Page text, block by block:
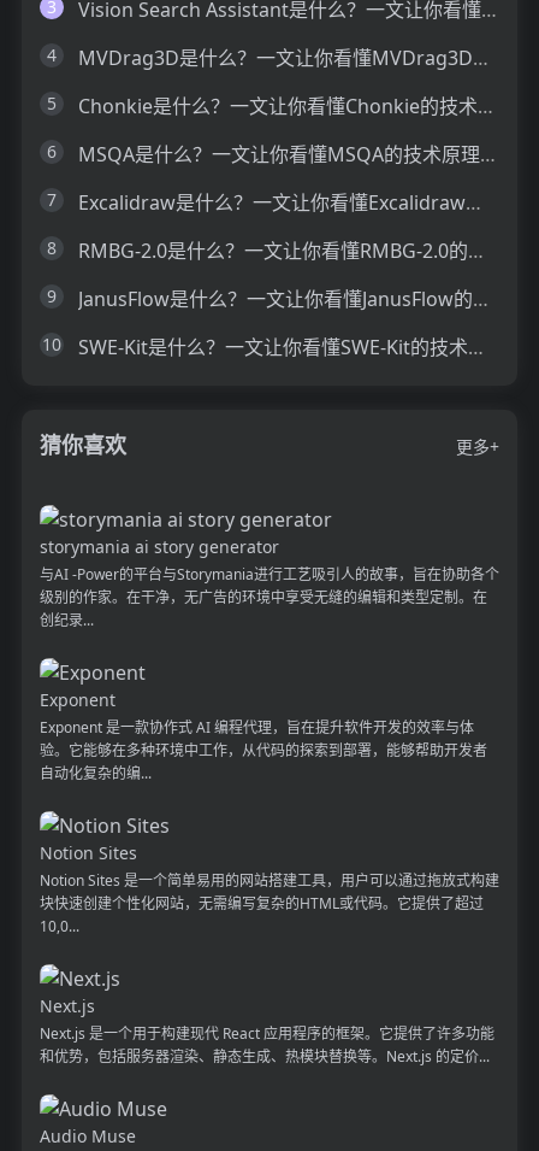
3 Vision Search Assistant是什么？一文让你看懂Vision Search Assistant的技术原理、主要功能、应用场景
4 MVDrag3D是什么？一文让你看懂MVDrag3D的技术原理、主要功能、应用场景
5 Chonkie是什么？一文让你看懂Chonkie的技术原理、主要功能、应用场景
6 MSQA是什么？一文让你看懂MSQA的技术原理、主要功能、应用场景
7 Excalidraw是什么？一文让你看懂Excalidraw的技术原理、主要功能、应用场景
8 RMBG-2.0是什么？一文让你看懂RMBG-2.0的技术原理、主要功能、应用场景
9 JanusFlow是什么？一文让你看懂JanusFlow的技术原理、主要功能、应用场景
10 SWE-Kit是什么？一文让你看懂SWE-Kit的技术原理、主要功能、应用场景
猜你喜欢 更多+
storymania ai story generator
与AI -Power的平台与Storymania进行工艺吸引人的故事，旨在协助各个
级别的作家。在干净，无广告的环境中享受无缝的编辑和类型定制。在
创纪录...
Exponent
Exponent 是一款协作式 AI 编程代理，旨在提升软件开发的效率与体
验。它能够在多种环境中工作，从代码的探索到部署，能够帮助开发者
自动化复杂的编...
Notion Sites
Notion Sites 是一个简单易用的网站搭建工具，用户可以通过拖放式构建
块快速创建个性化网站，无需编写复杂的HTML或代码。它提供了超过
10,0...
Next.js
Next.js 是一个用于构建现代 React 应用程序的框架。它提供了许多功能
和优势，包括服务器渲染、静态生成、热模块替换等。Next.js 的定价...
Audio Muse